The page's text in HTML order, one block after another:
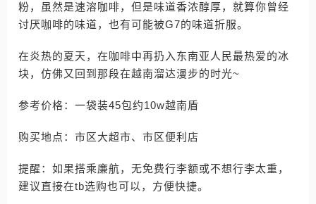
粉，虽然是速溶咖啡，但是味道香浓醇厚，就算你曾经
讨厌咖啡的味道，也有可能被G7的味道折服。
在炎热的夏天，在咖啡中再扔入东南亚人民最热爱的冰
块，仿佛又回到那段在越南溜达漫步的时光~
参考价格：一袋装45包约10w越南盾
购买地点：市区大超市、市区便利店
提醒：如果搭乘廉航，无免费行李额或不想行李太重，
建议直接在tb选购也可以，方便快捷。